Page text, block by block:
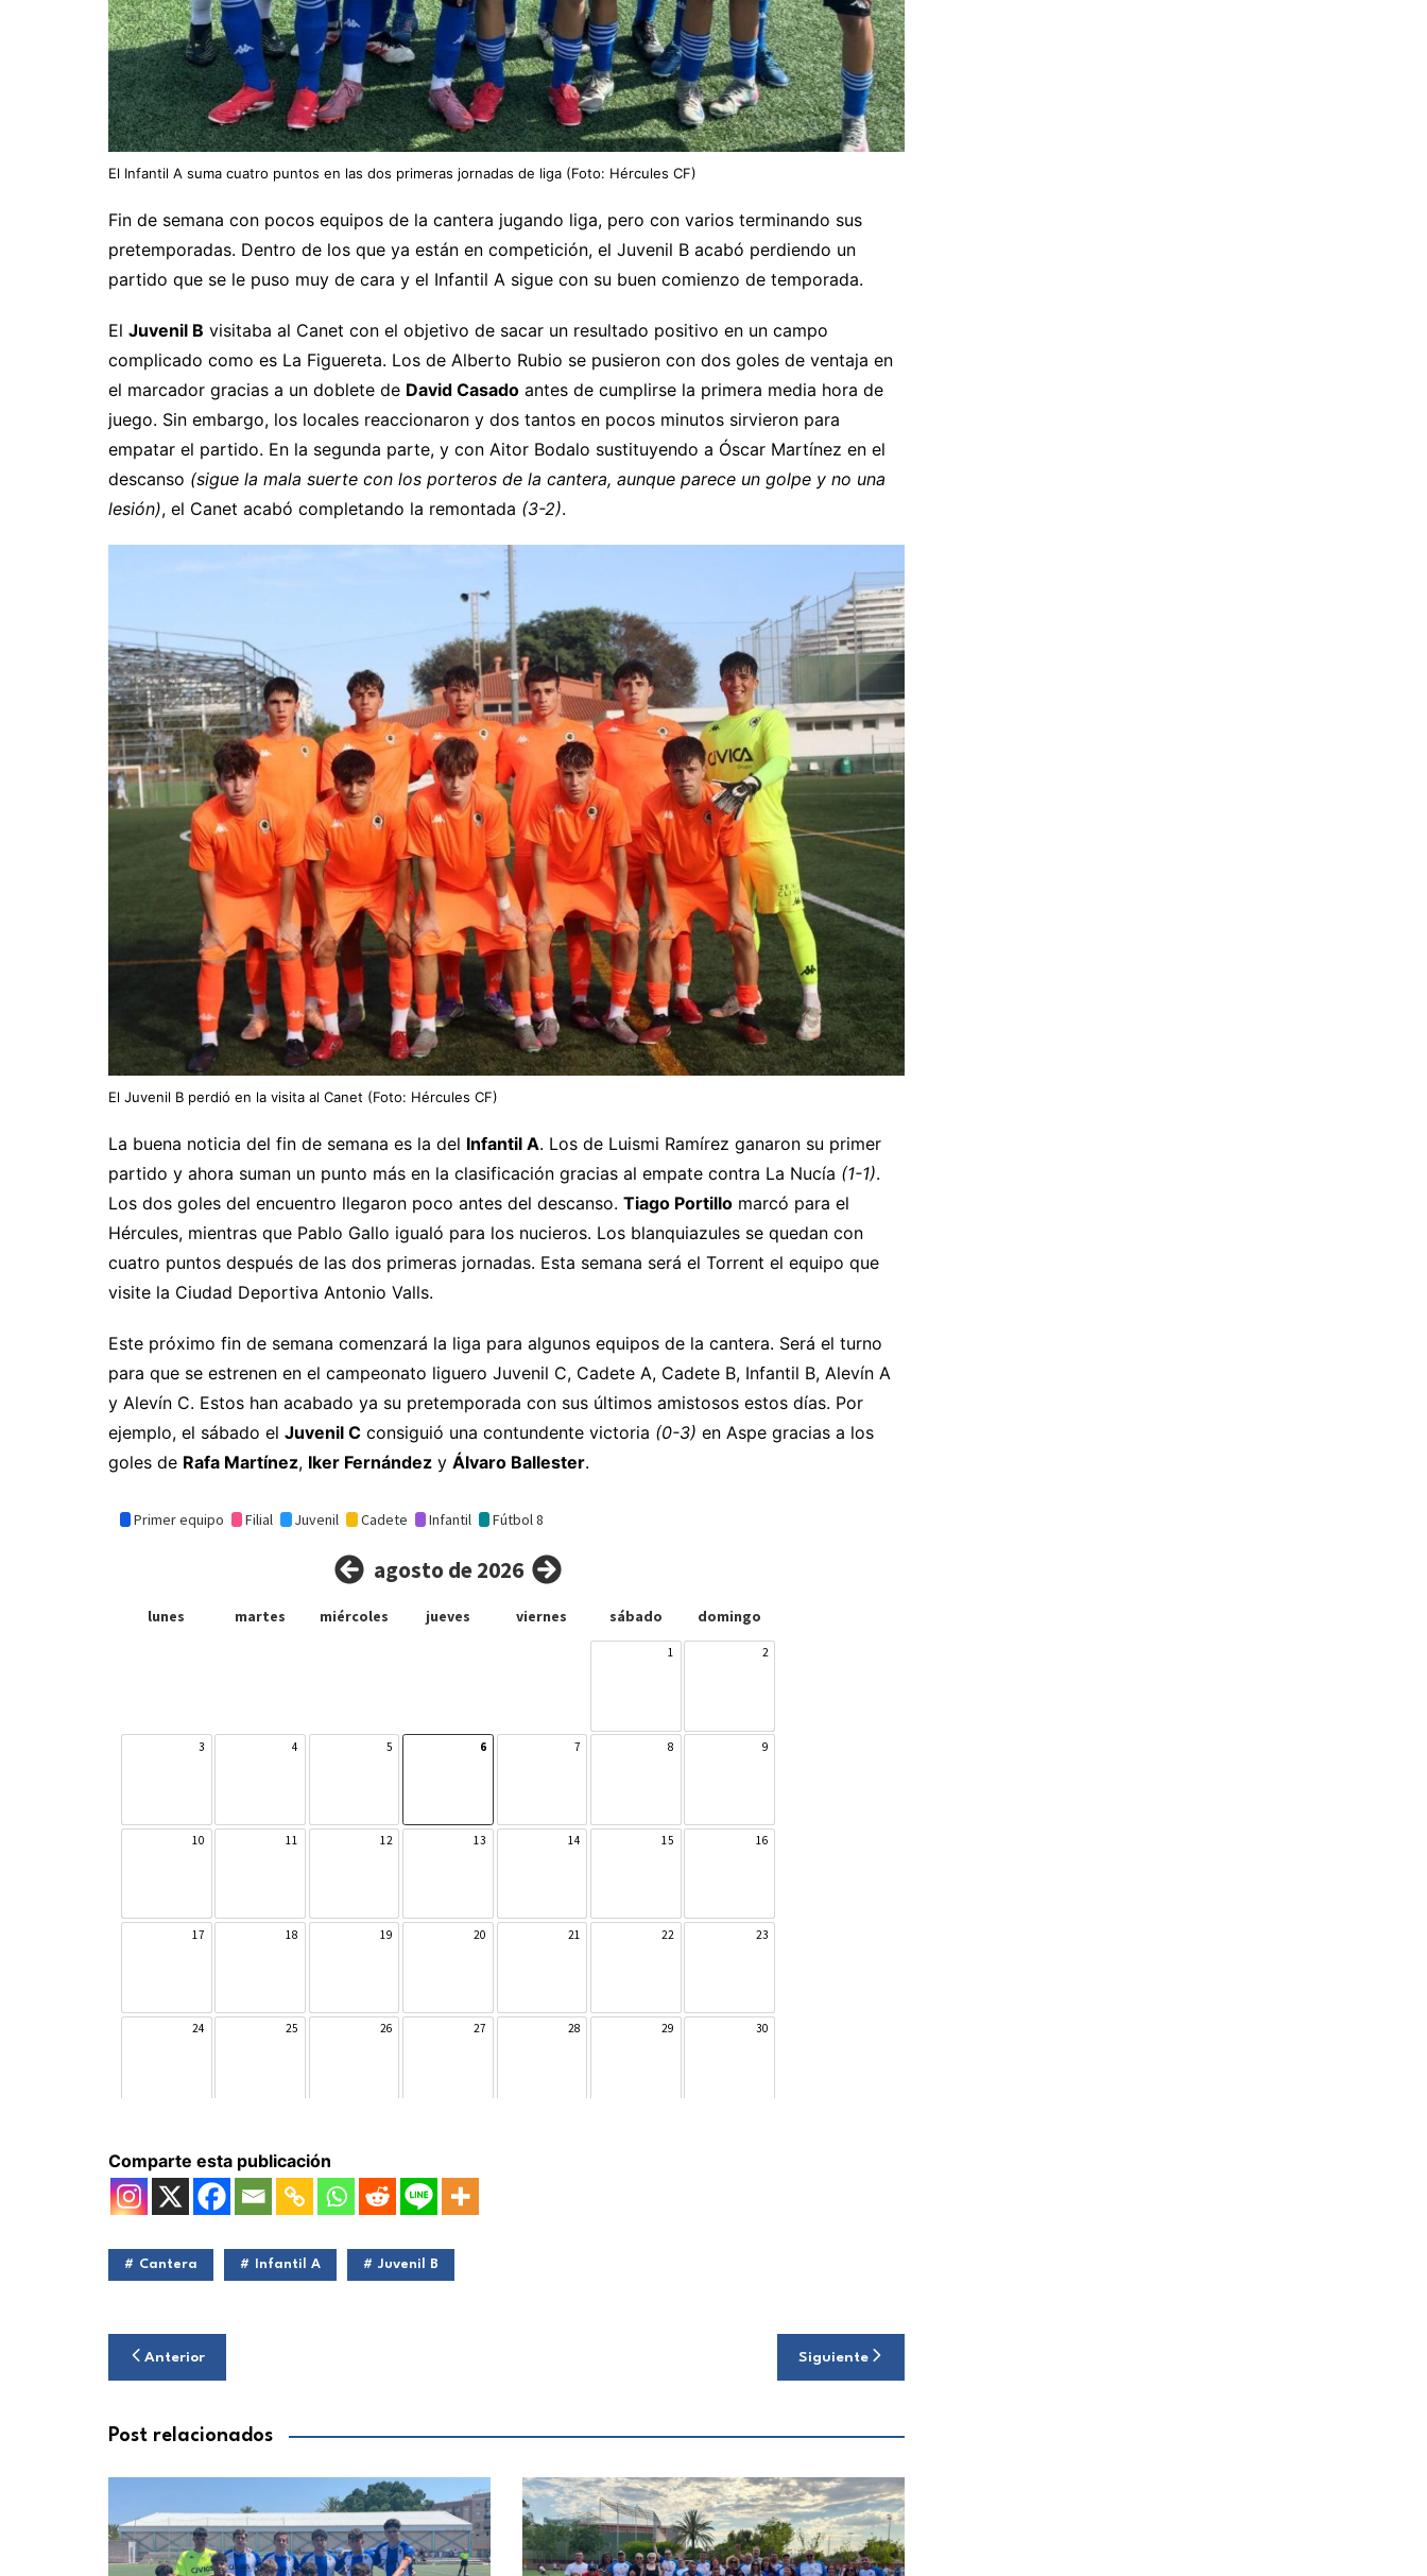
El Infantil A suma cuatro puntos en las dos primeras jornadas de liga (Foto: Hércules CF)
Fin de semana con pocos equipos de la cantera jugando liga, pero con varios terminando sus
pretemporadas. Dentro de los que ya están en competición, el Juvenil B acabó perdiendo un
partido que se le puso muy de cara y el Infantil A sigue con su buen comienzo de temporada.
El Juvenil B visitaba al Canet con el objetivo de sacar un resultado positivo en un campo
complicado como es La Figuereta. Los de Alberto Rubio se pusieron con dos goles de ventaja en
el marcador gracias a un doblete de David Casado antes de cumplirse la primera media hora de
juego. Sin embargo, los locales reaccionaron y dos tantos en pocos minutos sirvieron para
empatar el partido. En la segunda parte, y con Aitor Bodalo sustituyendo a Óscar Martínez en el
descanso (sigue la mala suerte con los porteros de la cantera, aunque parece un golpe y no una
lesión), el Canet acabó completando la remontada (3-2).
El Juvenil B perdió en la visita al Canet (Foto: Hércules CF)
La buena noticia del fin de semana es la del Infantil A. Los de Luismi Ramírez ganaron su primer
partido y ahora suman un punto más en la clasificación gracias al empate contra La Nucía (1-1).
Los dos goles del encuentro llegaron poco antes del descanso. Tiago Portillo marcó para el
Hércules, mientras que Pablo Gallo igualó para los nucieros. Los blanquiazules se quedan con
cuatro puntos después de las dos primeras jornadas. Esta semana será el Torrent el equipo que
visite la Ciudad Deportiva Antonio Valls.
Este próximo fin de semana comenzará la liga para algunos equipos de la cantera. Será el turno
para que se estrenen en el campeonato liguero Juvenil C, Cadete A, Cadete B, Infantil B, Alevín A
y Alevín C. Estos han acabado ya su pretemporada con sus últimos amistosos estos días. Por
ejemplo, el sábado el Juvenil C consiguió una contundente victoria (0-3) en Aspe gracias a los
goles de Rafa Martínez, Iker Fernández y Álvaro Ballester.
Comparte esta publicación
Cantera Infantil A Juvenil B
Navegación
entradas
Anterior Siguiente
Post relacionados